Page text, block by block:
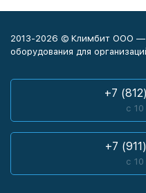
2013-2026 © Климбит ООО —
оборудования для
+7
с
+7
с